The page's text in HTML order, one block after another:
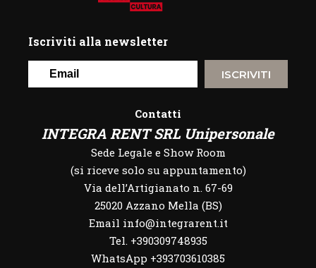
Iscriviti alla newsletter
ISCRIVITI
Contatti
INTEGRA RENT SRL Unipersonale
Sede Legale e Show Room
(si riceve solo su appuntamento)
Via dell’Artigianato n. 67-69
25020 Azzano Mella (BS)
Email info@integrarent.it
Tel. +390309748935
WhatsApp +393703610385